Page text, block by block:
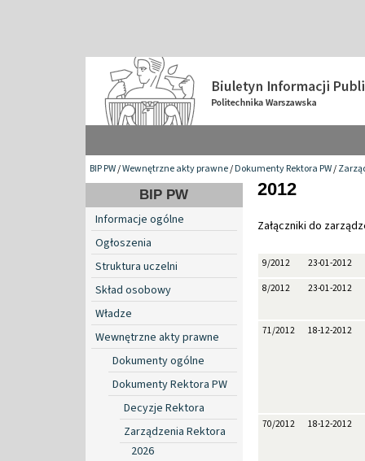
BIP PW/Wewnętrzne akty prawne/Dokumenty Rektora PW/
BIP PW
Informacje ogólne
Ogłoszenia
Struktura uczelni
Skład osobowy
Władze
Wewnętrzne akty prawne
Dokumenty ogólne
Dokumenty Rektora PW
Decyzje Rektora
Zarządzenia Rektora
2026
2012
Załączniki do
9/2012 23-01-2012
8/2012 23-01-2012
71/2012 18-12-2012
70/2012 18-12-2012